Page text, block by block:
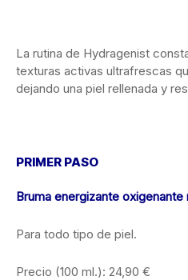
La rutina de Hydragenist
texturas activas ultrafrescas
dejando una piel rellenada y
PRIMER PASO
Bruma energizante oxigenante
Para todo tipo de piel.
Precio (100 ml.): 24,90 €